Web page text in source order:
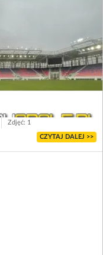
Zdjęć: 1
CZYTAJ DALEJ >>